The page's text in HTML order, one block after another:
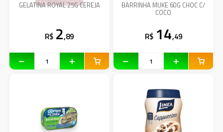
GELATINA ROYAL 25G CEREJA
R$ 2,89
BARRINHA MUKE 60G CHOC C/
COCO
R$ 14,49